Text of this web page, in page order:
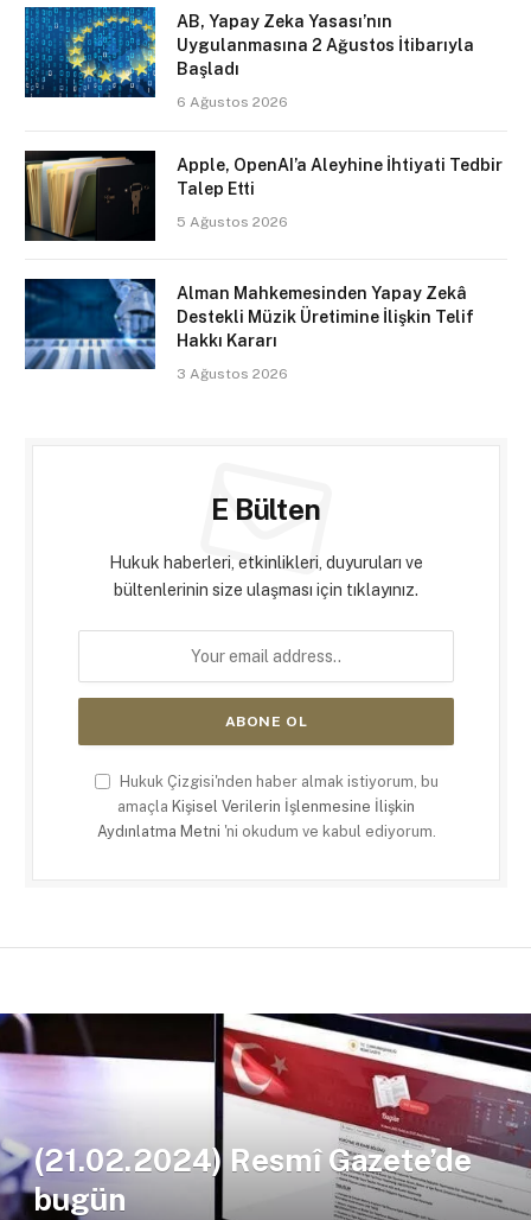
AB, Yapay Zeka Yasası’nın
Uygulanmasına 2 Ağustos İtibarıyla
Başladı
6 Ağustos 2026
Apple, OpenAI’a Aleyhine İhtiyati Tedbir
Talep Etti
5 Ağustos 2026
Alman Mahkemesinden Yapay Zekâ
Destekli Müzik Üretimine İlişkin Telif
Hakkı Kararı
3 Ağustos 2026
E Bülten
Hukuk haberleri, etkinlikleri, duyuruları ve
bültenlerinin size ulaşması için tıklayınız.
Hukuk Çizgisi'nden haber almak istiyorum, bu
amaçla Kişisel Verilerin İşlenmesine İlişkin
Aydınlatma Metni 'ni okudum ve kabul ediyorum.
(21.02.2024) Resmî Gazete’de
bugün